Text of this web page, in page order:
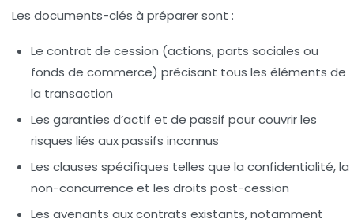
Les documents-clés à préparer sont :
Le contrat de cession (actions, parts sociales ou
fonds de commerce) précisant tous les éléments de
la transaction
Les garanties d’actif et de passif pour couvrir les
risques liés aux passifs inconnus
Les clauses spécifiques telles que la confidentialité, la
non-concurrence et les droits post-cession
Les avenants aux contrats existants, notamment